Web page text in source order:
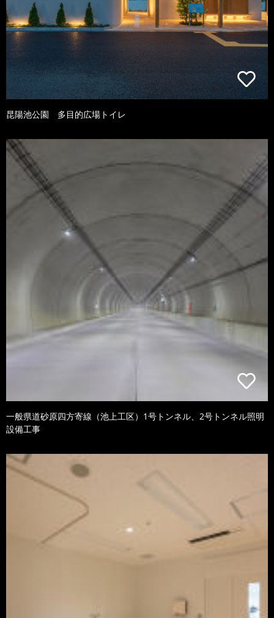
昆陽池公園 多目的広場トイレ
一般県道砂原四方寄線（池上工区）1号トンネル、2号トンネル照明
設備工事